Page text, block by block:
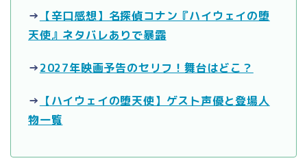
→ 【辛口感想】名探偵コナン『ハイウェイの堕
天使』ネタバレありで暴露
→2027年映画予告のセリフ！舞台はどこ？
→ 【ハイウェイの堕天使】ゲスト声優と登場人
物一覧